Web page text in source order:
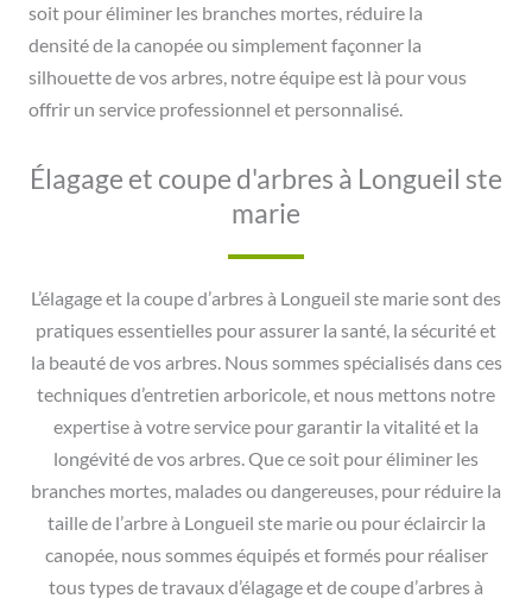
soit pour éliminer les branches mortes, réduire la
densité de la canopée ou simplement façonner la
silhouette de vos arbres, notre équipe est là pour vous
offrir un service professionnel et personnalisé.
Élagage et coupe d'arbres à Longueil ste
marie
L’élagage et la coupe d’arbres à Longueil ste marie sont des
pratiques essentielles pour assurer la santé, la sécurité et
la beauté de vos arbres. Nous sommes spécialisés dans ces
techniques d’entretien arboricole, et nous mettons notre
expertise à votre service pour garantir la vitalité et la
longévité de vos arbres. Que ce soit pour éliminer les
branches mortes, malades ou dangereuses, pour réduire la
taille de l’arbre à Longueil ste marie ou pour éclaircir la
canopée, nous sommes équipés et formés pour réaliser
tous types de travaux d’élagage et de coupe d’arbres à